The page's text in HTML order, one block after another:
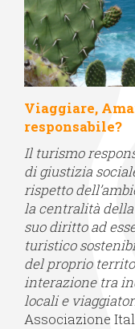
Viaggiare,
responsabile?
Il turismo
di giustizia
rispetto
la centralità
suo diritto ad
turistico
del proprio
interazione tra
locali e
Associazione